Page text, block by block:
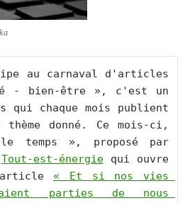
au carnaval d'articles
- bien-être », c'est un
qui chaque mois publient
donné. Ce mois-ci,
temps », proposé par
Tout-est-énergie qui ouvre
« Et si nos vies
parties de nous